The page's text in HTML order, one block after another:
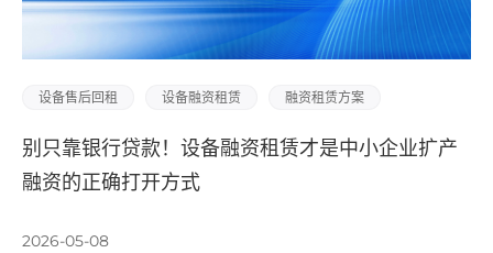
设备售后回租 设备融资租赁 融资租赁方案
别只靠银行贷款！设备融资租赁才是中小企业扩产
融资的正确打开方式
2026-05-08